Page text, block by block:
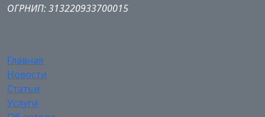
ОГРНИП: 313220933700015
Главная
Новости
Статьи
Услуги